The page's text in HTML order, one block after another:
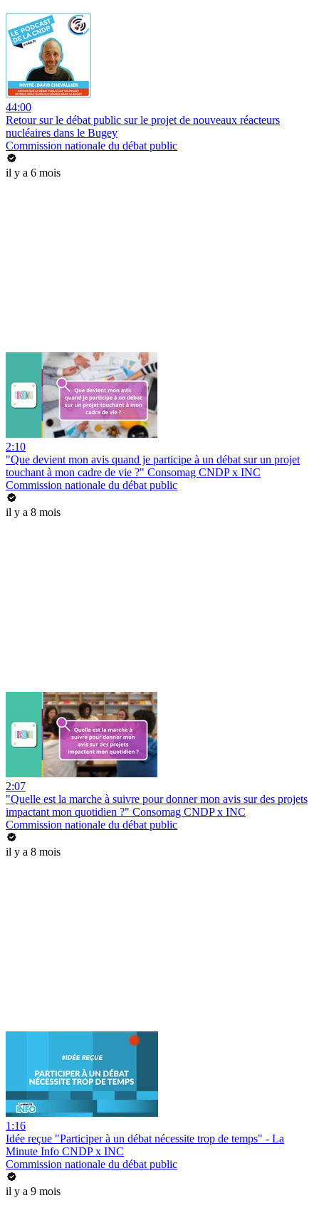
44:00
Retour sur le débat public sur le projet de nouveaux réacteurs
nucléaires dans le Bugey
Commission nationale du débat public
il y a 6 mois
2:10
"Que devient mon avis quand je participe à un débat sur un projet
touchant à mon cadre de vie ?" Consomag CNDP x INC
Commission nationale du débat public
il y a 8 mois
2:07
"Quelle est la marche à suivre pour donner mon avis sur des projets
impactant mon quotidien ?" Consomag CNDP x INC
Commission nationale du débat public
il y a 8 mois
1:16
Idée reçue "Participer à un débat nécessite trop de temps" - La
Minute Info CNDP x INC
Commission nationale du débat public
il y a 9 mois